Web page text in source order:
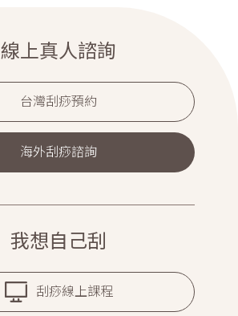
線上真人諮詢
台灣刮痧預約
海外刮痧諮詢
我想自己刮
刮痧線上課程